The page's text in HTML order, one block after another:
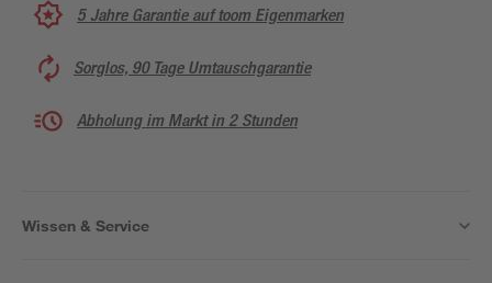
5 Jahre Garantie auf toom Eigenmarken
Sorglos, 90 Tage Umtauschgarantie
Abholung im Markt in 2 Stunden
Wissen & Service